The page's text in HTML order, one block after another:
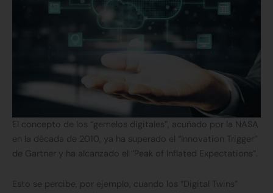
El concepto de los “gemelos digitales”, acuñado por la NASA
en la década de 2010, ya ha superado el “Innovation Trigger”
de Gartner y ha alcanzado el “Peak of Inflated Expectations”.
Esto se percibe, por ejemplo, cuando los “Digital Twins”